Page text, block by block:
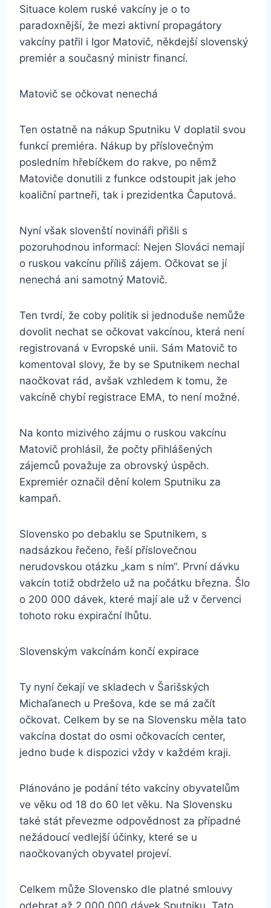
Situace kolem ruské vakcíny je o to
paradoxnější, že mezi aktivní propagátory
vakcíny patřil i Igor Matovič, někdejší slovenský
premiér a současný ministr financí.
Matovič se očkovat nenechá
Ten ostatně na nákup Sputniku V doplatil svou
funkcí premiéra. Nákup by příslovečným
posledním hřebíčkem do rakve, po němž
Matoviče donutili z funkce odstoupit jak jeho
koaliční partneři, tak i prezidentka Čaputová.
Nyní však slovenští novináři přišli s
pozoruhodnou informací: Nejen Slováci nemají
o ruskou vakcínu příliš zájem. Očkovat se jí
nenechá ani samotný Matovič.
Ten tvrdí, že coby politik si jednoduše nemůže
dovolit nechat se očkovat vakcínou, která není
registrovaná v Evropské unii. Sám Matovič to
komentoval slovy, že by se Sputnikem nechal
naočkovat rád, avšak vzhledem k tomu, že
vakcíně chybí registrace EMA, to není možné.
Na konto mizivého zájmu o ruskou vakcínu
Matovič prohlásil, že počty přihlášených
zájemců považuje za obrovský úspěch.
Expremiér označil dění kolem Sputniku za
kampaň.
Slovensko po debaklu se Sputnikem, s
nadsázkou řečeno, řeší příslovečnou
nerudovskou otázku „kam s ním“. První dávku
vakcín totiž obdrželo už na počátku března. Šlo
o 200 000 dávek, které mají ale už v červenci
tohoto roku expirační lhůtu.
Slovenským vakcínám končí expirace
Ty nyní čekají ve skladech v Šarišských
Michaľanech u Prešova, kde se má začít
očkovat. Celkem by se na Slovensku měla tato
vakcína dostat do osmi očkovacích center,
jedno bude k dispozici vždy v každém kraji.
Plánováno je podání této vakcíny obyvatelům
ve věku od 18 do 60 let věku. Na Slovensku
také stát převezme odpovědnost za případné
nežádoucí vedlejší účinky, které se u
naočkovaných obyvatel projeví.
Celkem může Slovensko dle platné smlouvy